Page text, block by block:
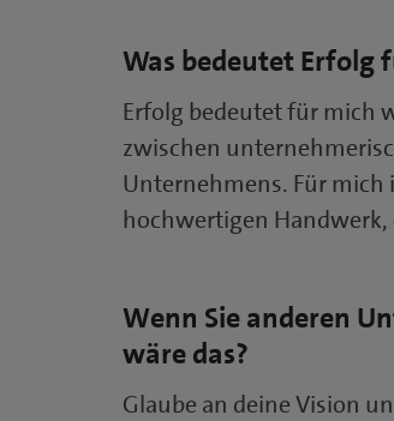
Was bedeutet Erfolg
Erfolg bedeutet für mich
zwischen
Unternehmens. Für
hochwertigen
Wenn Sie anderen
wäre das?
Glaube an deine Vision